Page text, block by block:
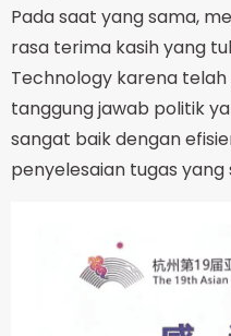
Pada saat yang sama,
rasa terima kasih yang
Technology karena
tanggung jawab politik
sangat baik dengan
penyelesaian tugas yang